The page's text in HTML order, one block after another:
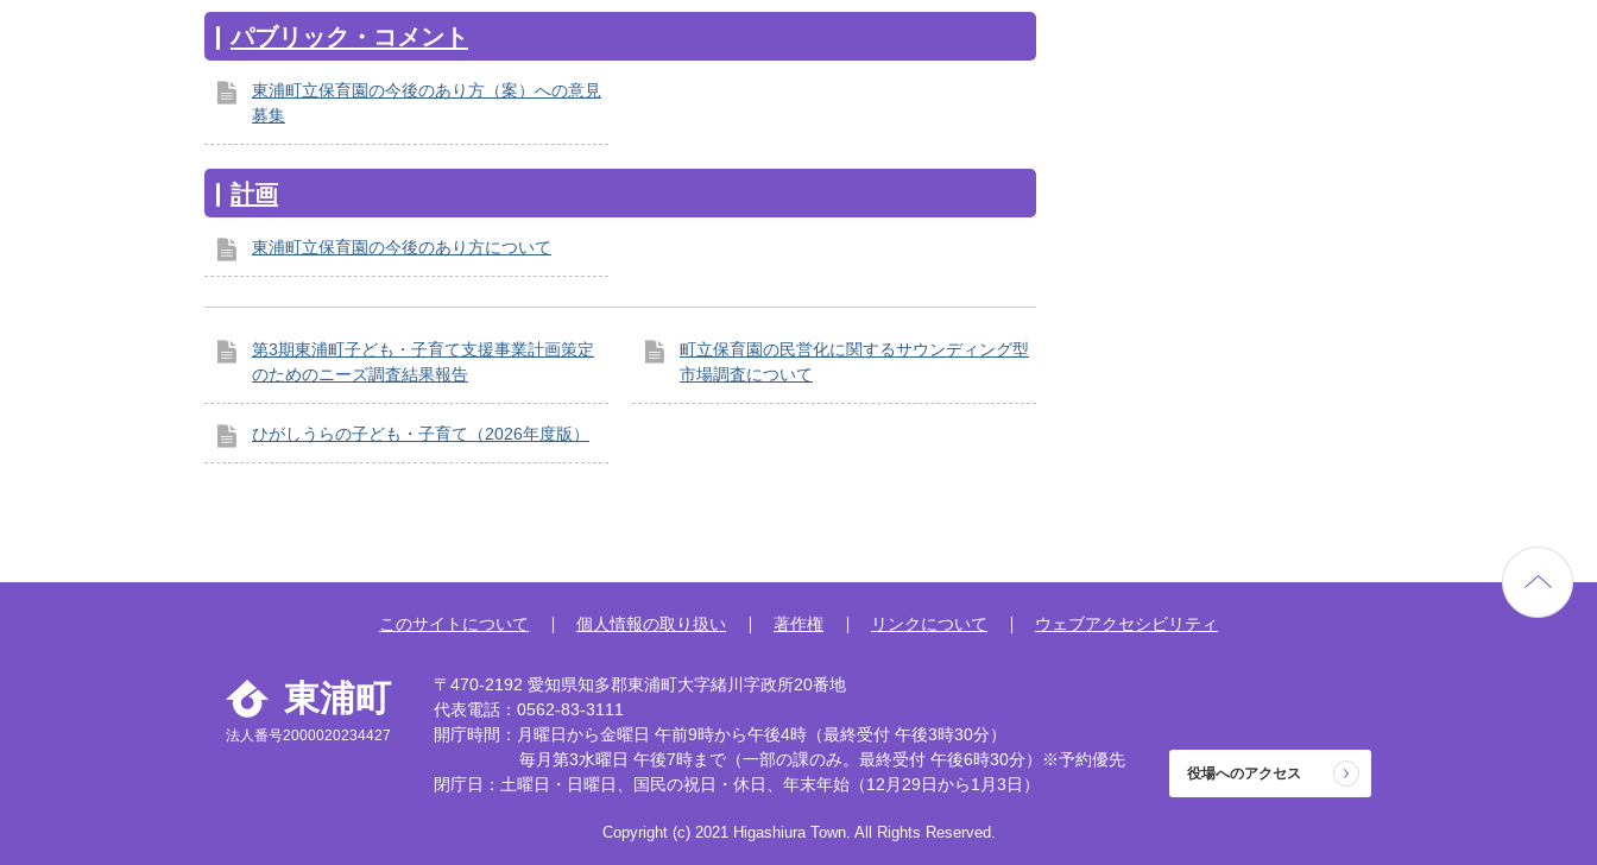
パブリック・コメント
東浦町立保育園の今後のあり方（案）への意見
募集
計画
東浦町立保育園の今後のあり方について
第3期東浦町子ども・子育て支援事業計画策定
のためのニーズ調査結果報告
町立保育園の民営化に関するサウンディング型
市場調査について
ひがしうらの子ども・子育て（2026年度版）
このサイトについて 個人情報の取り扱い 著作権 リンクについて ウェブアクセシビリティ
東浦町
法人番号2000020234427
〒470-2192 愛知県知多郡東浦町大字緒川字政所20番地
代表電話：0562-83-3111
開庁時間：月曜日から金曜日 午前9時から午後4時 （最終受付 午後3時30分）
毎月第3水曜日 午後7時まで （一部の課のみ。最終受付 午後6時30分）※予約優先
閉庁日：土曜日・日曜日、国民の祝日・休日、年末年始（12月29日から1月3日）
役場へのアクセス
Copyright (c) 2021 Higashiura Town. All Rights Reserved.